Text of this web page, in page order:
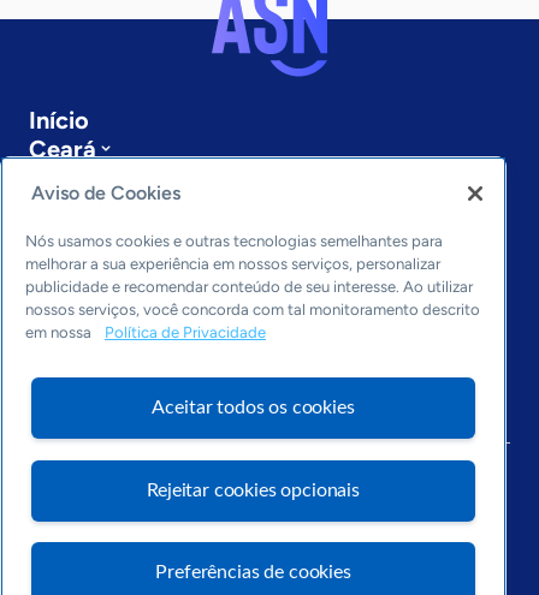
Início
Ceará
Últimas notícias
Entre em contato
Editorias
Economia & Política
Inovação & Tecnologia
Arquivo
Aviso de Cookies
Nós usamos cookies e outras tecnologias semelhantes para
melhorar a sua experiência em nossos serviços, personalizar
publicidade e recomendar conteúdo de seu interesse. Ao utilizar
nossos serviços, você concorda com tal monitoramento descrito
em nossa
Política de Privacidade
Aceitar todos os cookies
Rejeitar cookies opcionais
Preferências de cookies